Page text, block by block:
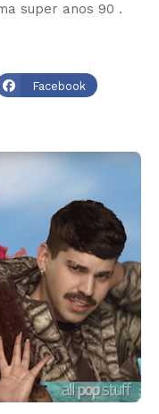
super anos 90 .
Facebook